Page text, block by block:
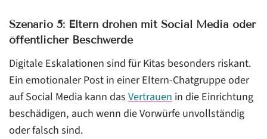
Szenario 5: Eltern drohen mit Social Media oder
öffentlicher Beschwerde
Digitale Eskalationen sind für Kitas besonders riskant.
Ein emotionaler Post in einer Eltern-Chatgruppe oder
auf Social Media kann dasVertrauenin die Einrichtung
beschädigen, auch wenn die Vorwürfe unvollständig
oder falsch sind.